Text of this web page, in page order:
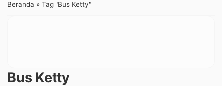
Beranda » Tag "Bus Ketty"
Bus Ketty